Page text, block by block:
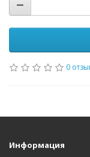
0
Информация